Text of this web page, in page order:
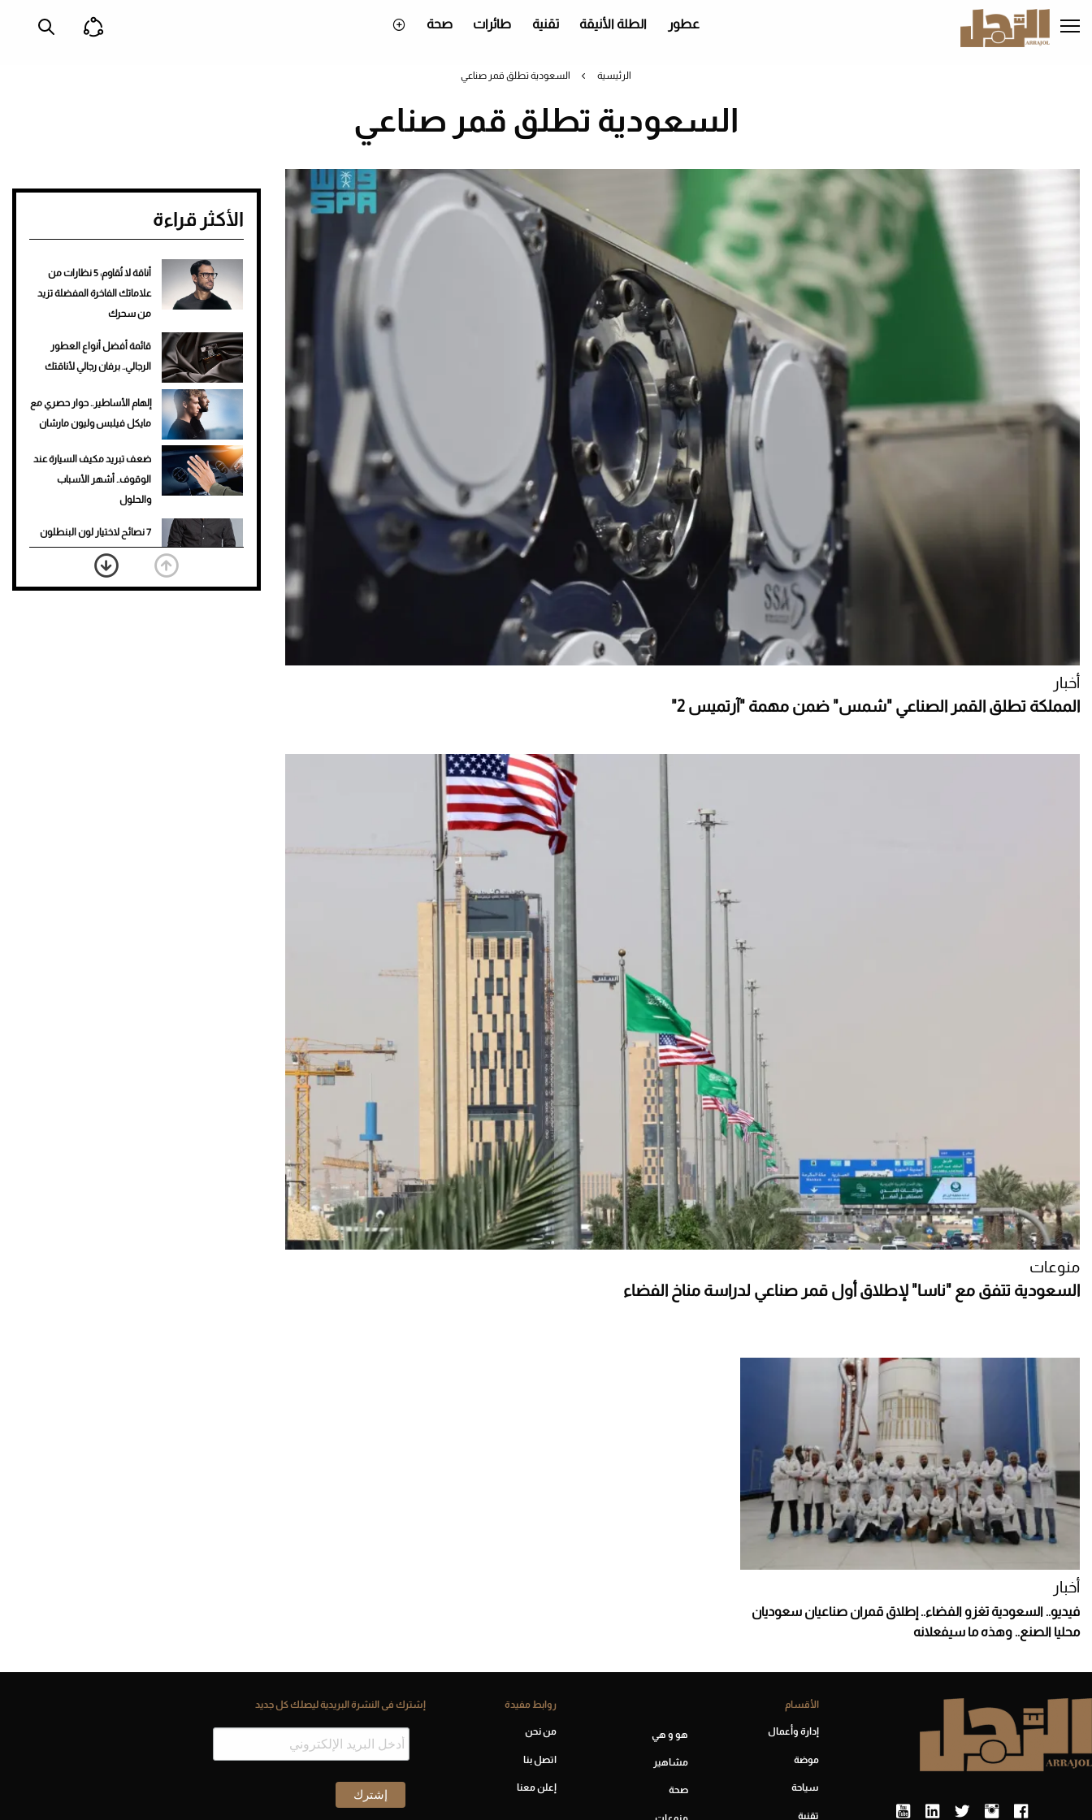
إلى
المحتوى
عطور الطلة الأنيقة تقنية طائرات صحة
الرئيسية السعودية تطلق قمر صناعي
السعودية تطلق قمر صناعي
أخبار
المملكة تطلق القمر الصناعي "شمس" ضمن مهمة "آرتميس 2"
منوعات
السعودية تتفق مع "ناسا" لإطلاق أول قمر صناعي لدراسة مناخ الفضاء
الأكثر قراءة
أناقة لا تُقاوم: 5 نظارات من
علاماتك الفاخرة المفضلة تزيد
من سحرك
قائمة أفضل أنواع العطور
الرجالي.. برفان رجالي لأناقتك
إلهام الأساطير.. حوار حصري مع
مايكل فيلبس وليون مارشان
ضعف تبريد مكيف السيارة عند
الوقوف.. أشهر الأسباب
والحلول
7 نصائح لاختيار لون البنطلون
المناسب للقميص الأسود
نرى المستقبل من خلال
أخبار
فيديو.. السعودية تغزو الفضاء.. إطلاق قمران صناعيان سعوديان
محليا الصنع.. وهذه ما سيفعلانه
الأقسام
إدارة وأعمال
موضة
سياحة
تقنية
هو و هي
مشاهير
صحة
روابط مفيدة
من نحن
اتصل بنا
إعلن معنا
إشترك فى النشرة البريدية ليصلك كل جديد